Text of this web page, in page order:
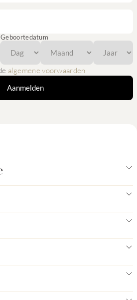
Geboortedatum
algemene voorwaarden
Aanmelden